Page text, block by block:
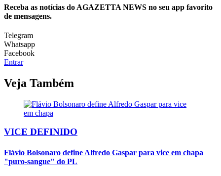
Receba as notícias do AGAZETTA NEWS no seu app favorito
de mensagens.
Telegram
Whatsapp
Facebook
Entrar
Veja Também
VICE DEFINIDO
Flávio Bolsonaro define Alfredo Gaspar para vice em chapa
"puro-sangue" do PL